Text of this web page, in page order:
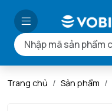
Trang chủ Sản phẩm